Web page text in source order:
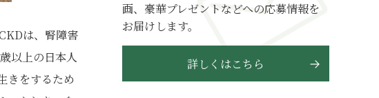
は、腎障害
以上の日本人
きをするため
画、豪華プレゼントなどへの応募情報を
お届けします。
詳しくはこちら